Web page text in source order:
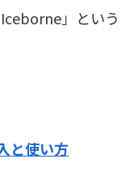
」という
と使い方